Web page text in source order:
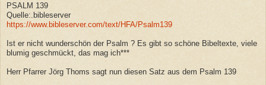
PSALM 139
Quelle:.bibleserver
https://www.bibleserver.com/text/HFA/Psalm139
Ist er nicht wunderschön der Psalm ? Es gibt so schöne Bibeltexte, viele
blumig geschmückt, das mag ich***
Herr Pfarrer Jörg Thoms sagt nun diesen Satz aus dem Psalm 139